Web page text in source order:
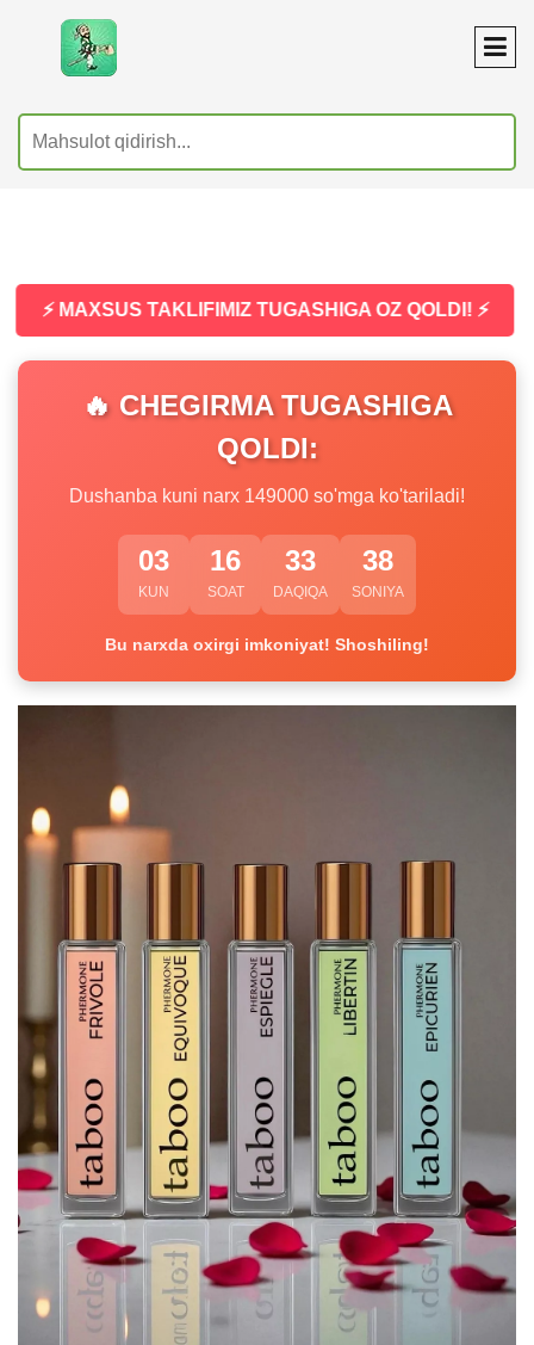
⚡ MAXSUS TAKLIFIMIZ TUGASHIGA OZ QOLDI! ⚡
🔥 CHEGIRMA TUGASHIGA
QOLDI:
Dushanba kuni narx 149000 so'mga ko'tariladi!
03
KUN
16
SOAT
33
DAQIQA
37
SONIYA
Bu narxda oxirgi imkoniyat! Shoshiling!